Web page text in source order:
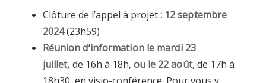
Clôture de l’appel à projet: 12 septembre
2024(23h59)
Réunion d’information le mardi 23
juillet, de 16h à 18h, ou le 22 août, de 17h à